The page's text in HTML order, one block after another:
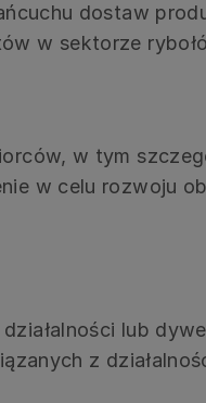
dostaw
w sektorze
w tym
w celu rozwoju
lub
z